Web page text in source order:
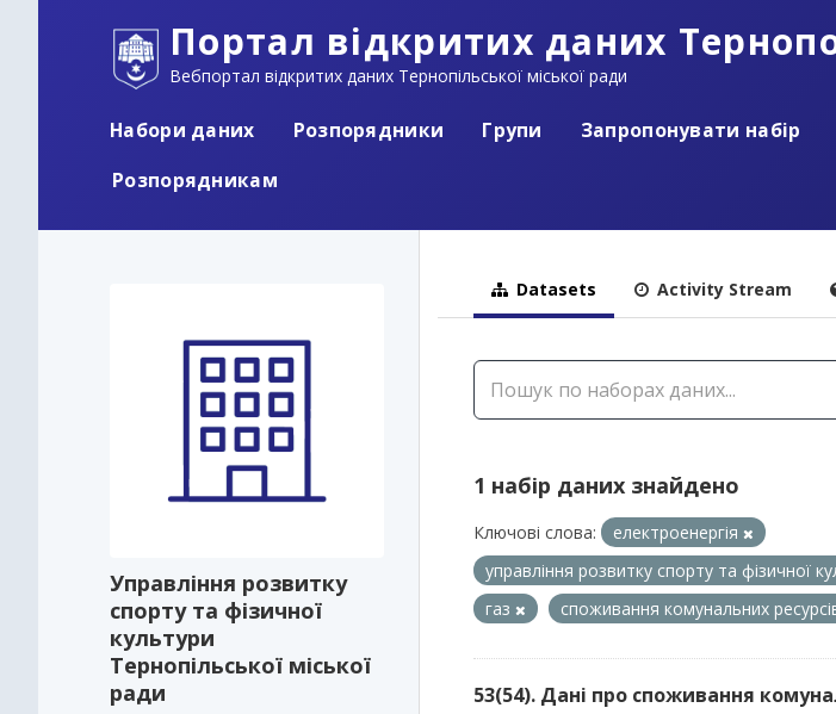
Портал відкритих даних
Вебпортал відкритих даних Тернопільської міської ради
Набори даних Розпорядники Групи Запропонувати набір
Розпорядникам
Управління розвитку
спорту та фізичної
культури
Тернопільської міської
ради
Datasets Activity Stream
1 набір даних знайдено
Ключові слова:
електроенергія
управління розвитку спорту та фізичної
газ
споживання комунальних
53(54). Дані про споживання